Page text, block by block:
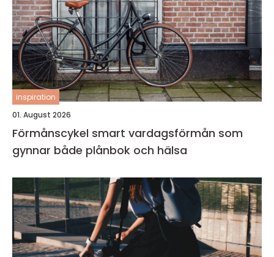
inspiration
01. August 2026
Förmånscykel smart vardagsförmån som
gynnar både plånbok och hälsa